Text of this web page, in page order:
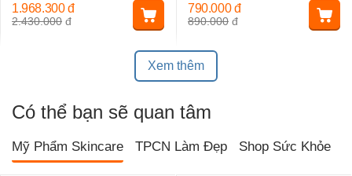
2.430.000 đ
1.968.300 đ
890.000 đ
790.000 đ
Xem thêm
Có thể bạn sẽ quan tâm
Mỹ Phẩm Skincare TPCN Làm Đẹp Shop Sức Khỏe